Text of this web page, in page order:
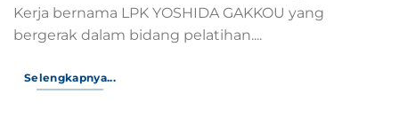
Kerja bernama LPK YOSHIDA GAKKOU yang
bergerak dalam bidang pelatihan....
Selengkapnya...